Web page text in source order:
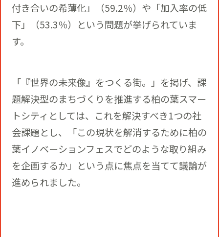
付き合いの希薄化」（59.2％）や「加入率の低
下」（53.3％）という問題が挙げられていま
す。
「『世界の未来像』をつくる街。」を掲げ、課
題解決型のまちづくりを推進する柏の葉スマー
トシティとしては、これを解決すべき1つの社
会課題とし、「この現状を解消するために柏の
葉イノベーションフェスでどのような取り組み
を企画するか」という点に焦点を当てて議論が
進められました。